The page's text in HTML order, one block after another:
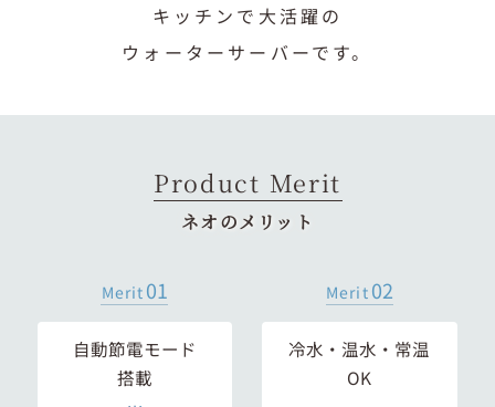
キッチンで大活躍の
ウォーターサーバーです。
Product Merit
ネオのメリット
Merit 01
自動節電モード
搭載
Merit 02
冷水・温水・常温
OK